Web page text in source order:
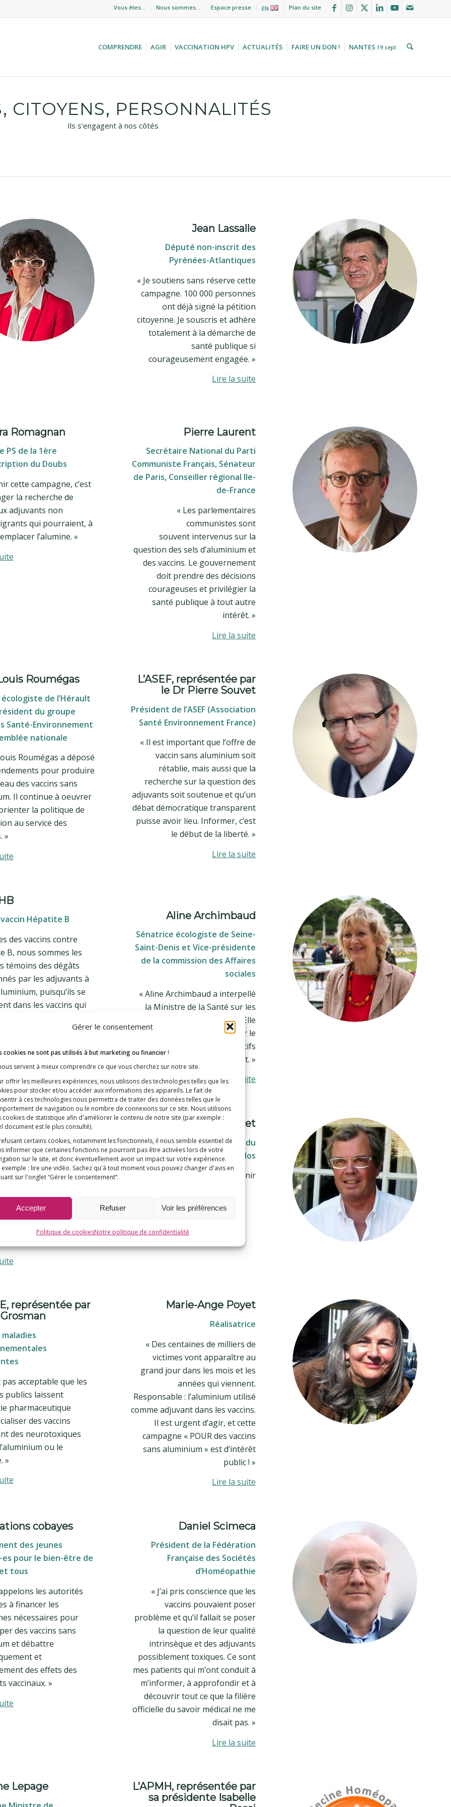
Gérer le consentement
cookies ne sont pas utilisés à but marketing ou financier !
servent à mieux comprendre ce que vous cherchez sur notre site.
offrir les meilleures expériences, nous utilisons des technologies telles que les
pour stocker et/ou accéder aux informations des appareils. Le fait de
à ces technologies nous permettra de traiter des données telles que le
de navigation ou le nombre de connexions sur ce site. Nous utilisons
cookies de statistique afin d'améliorer le contenu de notre site (par exemple :
document est le plus consulté).
certains cookies, notamment les fonctionnels, il nous semble essentiel de
informer que certaines fonctions ne pourront pas être activées lors de votre
sur le site, et donc éventuellement avoir un impact sur votre expérience.
exemple : lire une vidéo. Sachez qu'à tout moment vous pouvez changer d'avis en
sur l'onglet “Gérer le consentement”.
Accepter Refuser Voir les préférences
Politique de cookiesNotre politique de confidentialité
Vous êtes… Nous sommes… Espace presse EN Plan du site
COMPRENDRE AGIR VACCINATION HPV ACTUALITÉS FAIRE UN DON ! NANTES 19 sept
CITOYENS, PERSONNALITÉS
Ils s’engagent à nos côtés
Jean Lassalle
Député non-inscrit des
Pyrénées-Atlantiques
« Je soutiens sans réserve cette
campagne. 100 000 personnes
ont déjà signé la pétition
citoyenne. Je souscris et adhère
totalement à la démarche de
santé publique si
courageusement engagée. »
Lire la suite
Romagnan
PS de la 1ère
du Doubs
cette campagne, c’est
la recherche de
adjuvants non
qui pourraient, à
l’alumine. »
Pierre Laurent
Secrétaire National du Parti
Communiste Français, Sénateur
de Paris, Conseiller régional Ile-
de-France
« Les parlementaires
communistes sont
souvent intervenus sur la
question des sels d’aluminium et
des vaccins. Le gouvernement
doit prendre des décisions
courageuses et privilégier la
santé publique à tout autre
intérêt. »
Lire la suite
Roumégas
de l’Hérault
du groupe
Santé-Environnement
nationale
Roumégas a déposé
pour produire
des vaccins sans
Il continue à oeuvrer
la politique de
au service des
»
L’ASEF, représentée par
le Dr Pierre Souvet
Président de l’ASEF (Association
Santé Environnement France)
« Il est important que l’offre de
vaccin sans aluminium soit
rétablie, mais aussi que la
recherche sur la question des
adjuvants soit soutenue et qu’un
débat démocratique transparent
puisse avoir lieu. Informer, c’est
le début de la liberté. »
Lire la suite
Hépatite B
des vaccins contre
B, nous sommes les
témoins des dégâts
par les adjuvants à
puisqu’ils se
dans les vaccins qui
été injectés. Il est
de protéger nos
ces effets
»
Aline Archimbaud
Sénatrice écologiste de Seine-
Saint-Denis et Vice-présidente
de la commission des Affaires
sociales
« Aline Archimbaud a interpellé
la Ministre de la Santé sur les
risques liées à l’aluminium. Elle
plaide pour la remise sur le
marché de vaccins alternatifs
sans cet adjuvant. »
Lire la suite
Lasserre
UDI des Pyrénées-
qu’élu départemental
je soutiens
les actions d’E3M car
la nécessité
de véritables
de recherches. »
Alain Tourret
Député radical de gauche du
Calvados
Témoignage à venir
représentée par
pas acceptable que les
publics laissent
pharmaceutique
des vaccins
des neurotoxiques
ou le
»
Marie-Ange Poyet
Réalisatrice
« Des centaines de milliers de
victimes vont apparaître au
grand jour dans les mois et les
années qui viennent.
Responsable : l’aluminium utilisé
comme adjuvant dans les vaccins.
Il est urgent d’agir, et cette
campagne « POUR des vaccins
sans aluminium » est d’intérêt
public ! »
Lire la suite
cobayes
des jeunes
es pour le bien-être de
tous
les autorités
à financer les
nécessaires pour
des vaccins sans
et débattre
et
des effets des
vaccinaux. »
Daniel Scimeca
Président de la Fédération
Française des Sociétés
d’Homéopathie
« J’ai pris conscience que les
vaccins pouvaient poser
problème et qu’il fallait se poser
la question de leur qualité
intrinsèque et des adjuvants
possiblement toxiques. Ce sont
mes patients qui m’ont conduit à
m’informer, à approfondir et à
découvrir tout ce que la filière
officielle du savoir médical ne me
disait pas. »
Lire la suite
Lepage
L’APMH, représentée par
sa présidente Isabelle